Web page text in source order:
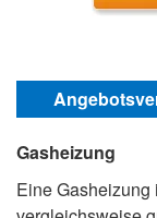
Gasheizung
Eine Gasheizung